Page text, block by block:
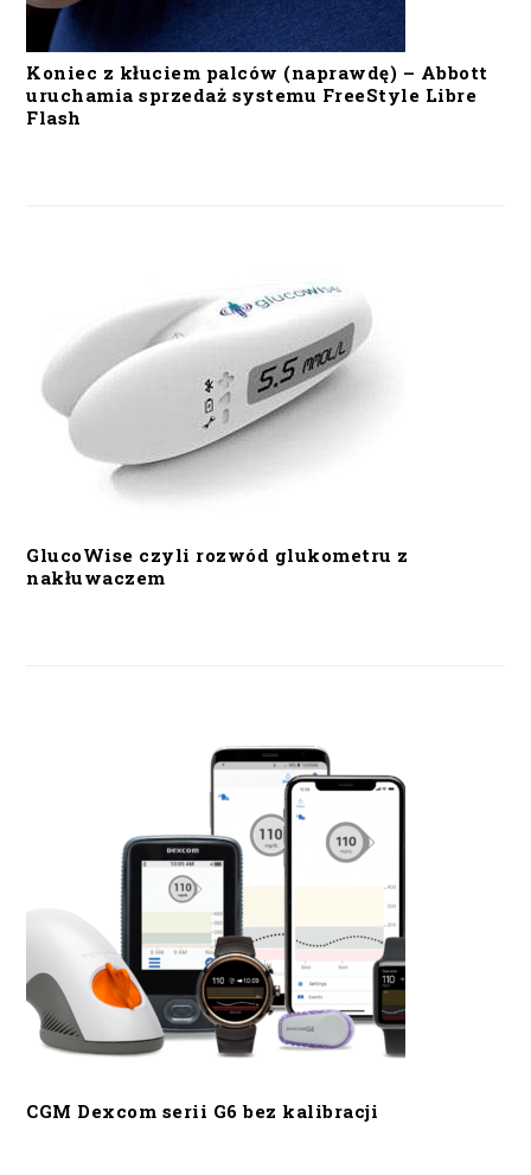
Koniec z kłuciem palców (naprawdę) – Abbott
uruchamia sprzedaż systemu FreeStyle Libre
Flash
GlucoWise czyli rozwód glukometru z
nakłuwaczem
CGM Dexcom serii G6 bez kalibracji